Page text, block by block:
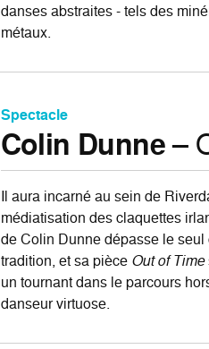
danses abstraites - tels des
métaux.
Spectacle
Colin Dunne–
Il aura incarné au sein de
médiatisation des claquettes
de Colin Dunne dépasse le seul
tradition, et sa pièce Out of Time
un tournant dans le parcours
danseur virtuose.